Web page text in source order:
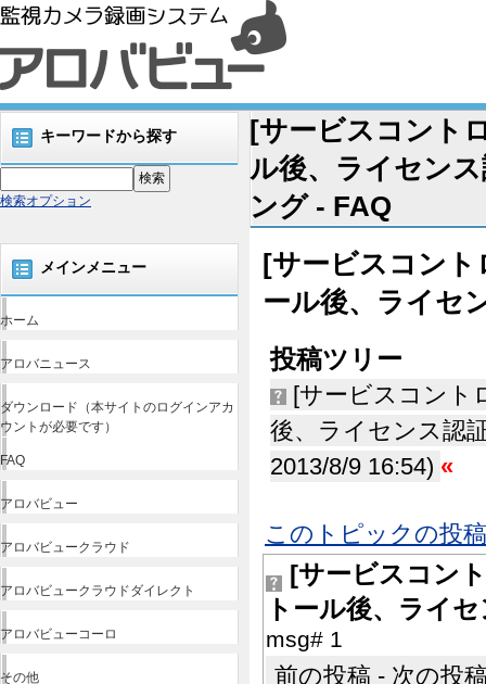
キーワードから探す
検索オプション
メインメニュー
ホーム
アロバニュース
ダウンロード（本サイトのログインアカ
ウントが必要です）
FAQ
アロバビュー
アロバビュークラウド
アロバビュークラウドダイレクト
アロバビューコーロ
その他
[サービスコント
ル後、ライセン
ング - FAQ
[サービスコン
ール後、ライセ
投稿ツリー
[サービスコント
後、ライセンス認
2013/8/9 16:54) «
このトピックの投
[サービスコン
トール後、ライ
msg# 1
前の投稿 - 次の投